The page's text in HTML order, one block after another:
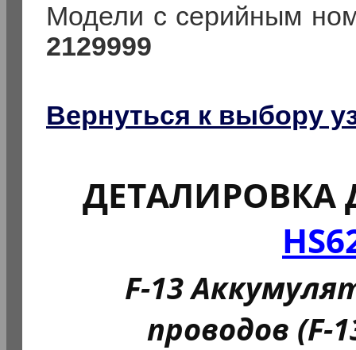
Модели с серийным
2129999
Вернуться к выбору
ДЕТАЛИРОВКА
F-13
проводов